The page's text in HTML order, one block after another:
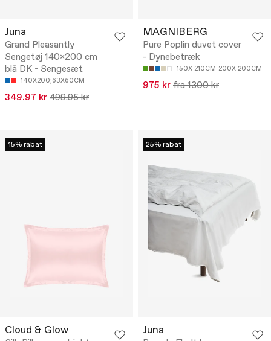
Juna
Grand Pleasantly
Sengetøj 140x200 cm
blå DK - Sengesæt
140X200;63X60CM
349.97 kr 499.95 kr
MAGNIBERG
Pure Poplin duvet cover
- Dynebetræk
150X 210CM 200X 200CM
975 kr fra 1300 kr
15% rabat
Cloud & Glow
25% rabat
Juna